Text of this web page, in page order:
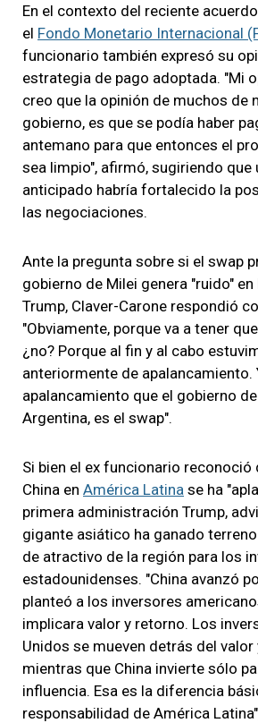
En el contexto del reciente
el Fondo Monetario Internacional
funcionario también expresó su
estrategia de pago adoptada. "Mi
creo que la opinión de muchos de
gobierno, es que se podía haber
antemano para que entonces el
sea limpio", afirmó, sugiriendo que
anticipado habría fortalecido la
las negociaciones.
Ante la pregunta sobre si el swap
gobierno de Milei genera "ruido"
Trump, Claver-Carone respondió
"Obviamente, porque va a tener
¿no? Porque al fin y al cabo
anteriormente de apalancamiento.
apalancamiento que el gobierno
Argentina, es el swap".
Si bien el ex funcionario reconoció
China en América Latina se ha
primera administración Trump,
gigante asiático ha ganado
de atractivo de la región para los
estadounidenses. "China avanzó
planteó a los inversores
implicara valor y retorno. Los
Unidos se mueven detrás del valor
mientras que China invierte sólo
influencia. Esa es la diferencia
responsabilidad de América